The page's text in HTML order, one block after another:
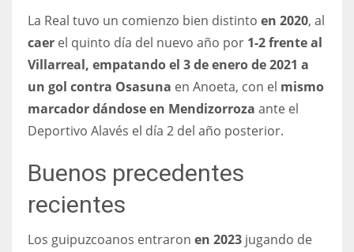
DAL
22
WSH
26
La Real tuvo un comienzo bien distinto en 2020, al
caer el quinto día del nuevo año por 1-2 frente al
Villarreal, empatando el 3 de enero de 2021 a
un gol contra Osasuna en Anoeta, con el mismo
marcador dándose en Mendizorroza ante el
Deportivo Alavés el día 2 del año posterior.
Buenos precedentes
recientes
Los guipuzcoanos entraron en 2023 jugando de